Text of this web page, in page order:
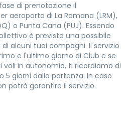
di prenotazione il
aeroporto di La Romana (LRM),
o Punta Cana (PUJ). Essendo
è prevista una possibile
alcuni tuoi compagni. Il servizio
e l'ultimo giorno di Club e se
voli in autonomia, ti ricordiamo di
5 giorni dalla partenza. In caso
potrà garantire il servizio.